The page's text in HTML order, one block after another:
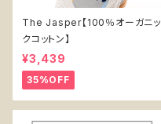
The Jasper【100％オーガニッ
クコットン】
¥3,439
35%OFF